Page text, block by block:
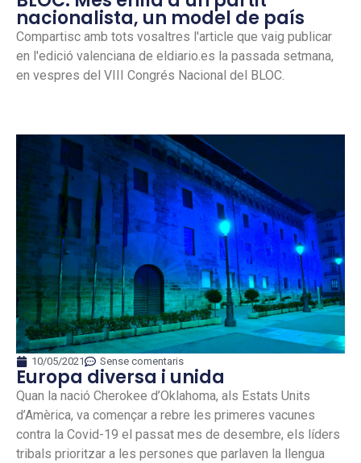
nacionalista, un model de país
Compartisc amb tots vosaltres l'article que vaig publicar
en l'edició valenciana de eldiario.es la passada setmana,
en vespres del VIII Congrés Nacional del BLOC.
10/05/2021 Sense comentaris
Europa diversa i unida
Quan la nació Cherokee d’Oklahoma, als Estats Units
d’Amèrica, va començar a rebre les primeres vacunes
contra la Covid-19 el passat mes de desembre, els líders
tribals prioritzar a les persones que parlaven la llengua